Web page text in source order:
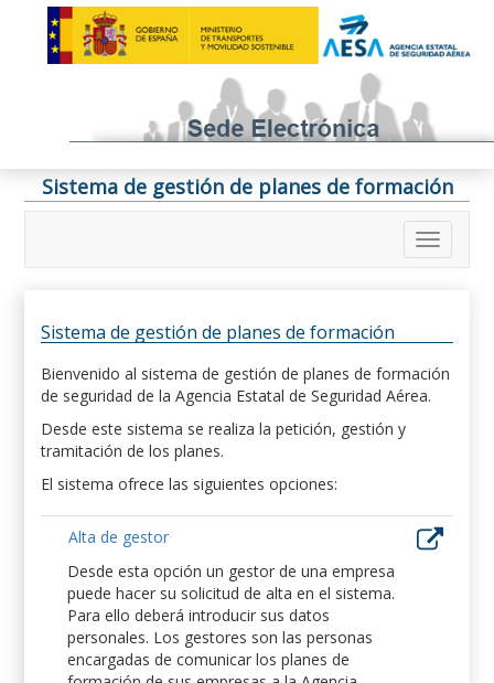
Sistema de gestión de planes de formación
Sistema de gestión de planes de formación
Bienvenido al sistema de gestión de planes de formación
de seguridad de la Agencia Estatal de Seguridad Aérea.
Desde este sistema se realiza la petición, gestión y
tramitación de los planes.
El sistema ofrece las siguientes opciones:
Alta de gestor
Desde esta opción un gestor de una empresa
puede hacer su solicitud de alta en el sistema.
Para ello deberá introducir sus datos
personales. Los gestores son las personas
encargadas de comunicar los planes de